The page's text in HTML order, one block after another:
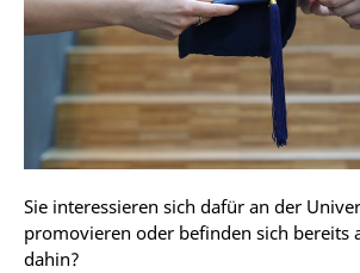
Sie interessieren sich dafür an der
promovieren oder befinden sich bereits
dahin?